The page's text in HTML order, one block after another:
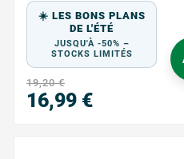
qui signifie qu'elle n'affiche
restants. ...
☀️ LES BONS PLANS
DE L'ÉTÉ
JUSQU'À -50% –
STOCKS LIMITÉS
19,20 €
16,99 €